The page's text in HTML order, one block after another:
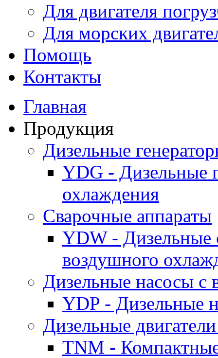
Для двигателя
Для морских
Помощь
Контакты
Главная
Продукция
Дизельные
YDG - Дизельные
охлаждения
Cварочные аппараты
YDW - Дизельные
воздушного
Дизельные насосы
YDP - Дизельные
Дизельные
TNM -